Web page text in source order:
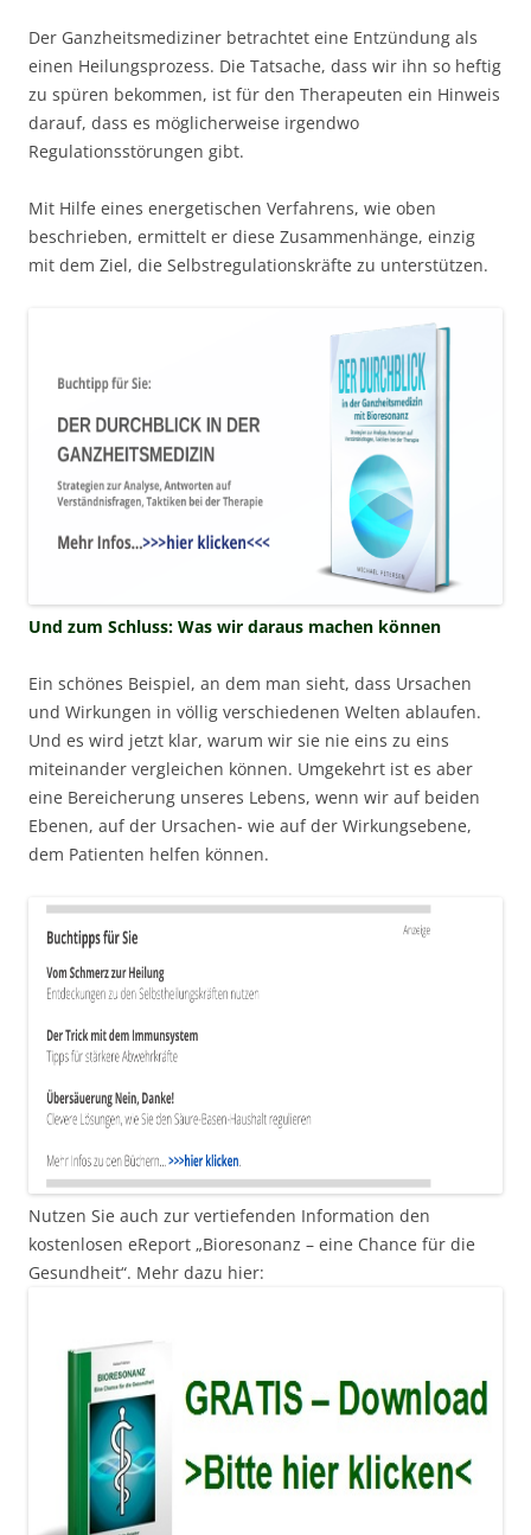
Der Ganzheitsmediziner betrachtet eine Entzündung als
einen Heilungsprozess. Die Tatsache, dass wir ihn so heftig
zu spüren bekommen, ist für den Therapeuten ein Hinweis
darauf, dass es möglicherweise irgendwo
Regulationsstörungen gibt.
Mit Hilfe eines energetischen Verfahrens, wie oben
beschrieben, ermittelt er diese Zusammenhänge, einzig
mit dem Ziel, die Selbstregulationskräfte zu unterstützen.
Und zum Schluss: Was wir daraus machen können
Ein schönes Beispiel, an dem man sieht, dass Ursachen
und Wirkungen in völlig verschiedenen Welten ablaufen.
Und es wird jetzt klar, warum wir sie nie eins zu eins
miteinander vergleichen können. Umgekehrt ist es aber
eine Bereicherung unseres Lebens, wenn wir auf beiden
Ebenen, auf der Ursachen- wie auf der Wirkungsebene,
dem Patienten helfen können.
Nutzen Sie auch zur vertiefenden Information den
kostenlosen eReport „Bioresonanz – eine Chance für die
Gesundheit“. Mehr dazu hier: